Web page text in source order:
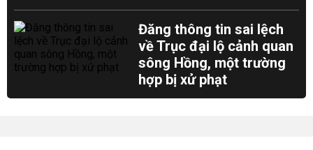
Đăng thông tin sai lệch
về Trục đại lộ cảnh quan
sông Hồng, một trường
hợp bị xử phạt